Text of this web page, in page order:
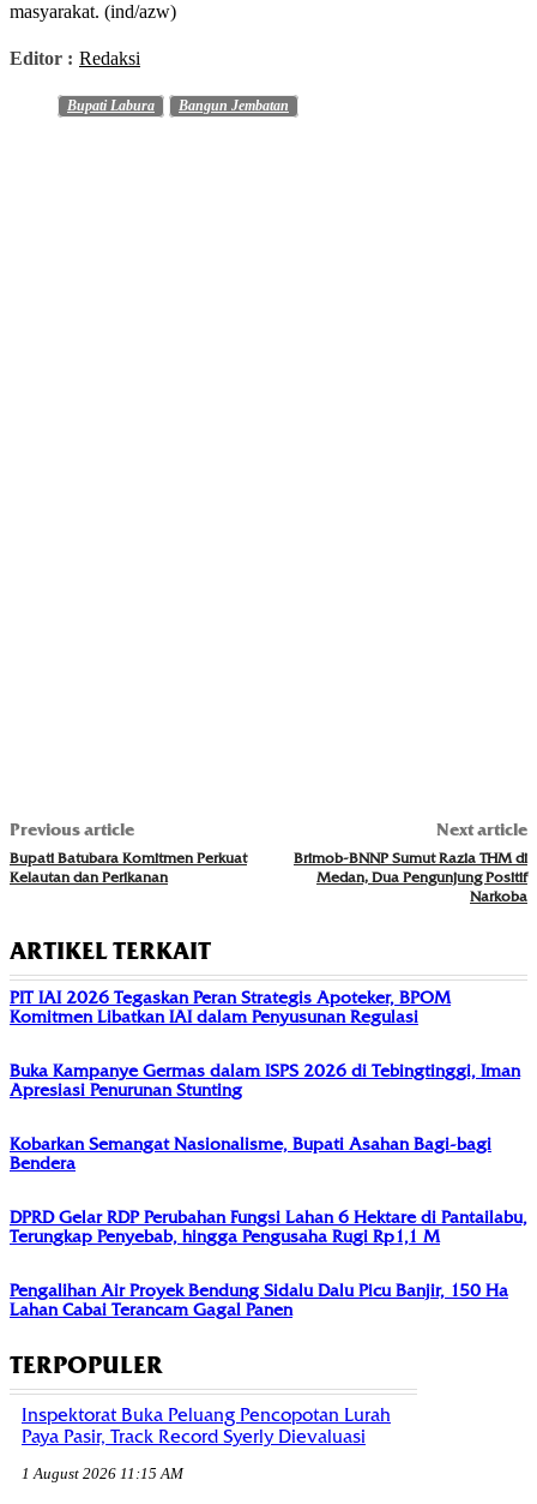
masyarakat. (ind/azw)
Editor : Redaksi
Bupati Labura Bangun Jembatan
Previous article
Bupati Batubara Komitmen Perkuat
Kelautan dan Perikanan
Next article
Brimob-BNNP Sumut Razia THM di
Medan, Dua Pengunjung Positif
Narkoba
ARTIKEL TERKAIT
PIT IAI 2026 Tegaskan Peran Strategis Apoteker, BPOM
Komitmen Libatkan IAI dalam Penyusunan Regulasi
Buka Kampanye Germas dalam ISPS 2026 di Tebingtinggi, Iman
Apresiasi Penurunan Stunting
Kobarkan Semangat Nasionalisme, Bupati Asahan Bagi-bagi
Bendera
DPRD Gelar RDP Perubahan Fungsi Lahan 6 Hektare di Pantailabu,
Terungkap Penyebab, hingga Pengusaha Rugi Rp1,1 M
Pengalihan Air Proyek Bendung Sidalu Dalu Picu Banjir, 150 Ha
Lahan Cabai Terancam Gagal Panen
TERPOPULER
Inspektorat Buka Peluang Pencopotan Lurah
Paya Pasir, Track Record Syerly Dievaluasi
1 August 2026 11:15 AM